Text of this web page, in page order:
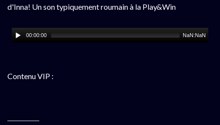
d'Inna! Un son typiquement roumain à la Play&Win
00:00:00 NaN:NaN
Contenu VIP :